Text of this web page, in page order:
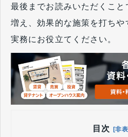
最後までお読みいただくこ
増え、効果的な施策を打ちや
実務にお役立てください。
目次 [非